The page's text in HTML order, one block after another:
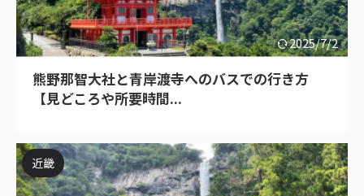
2025/7/2
熊野那智大社と青岸渡寺へのバスでの行き方
【見どころや所要時間...
近畿